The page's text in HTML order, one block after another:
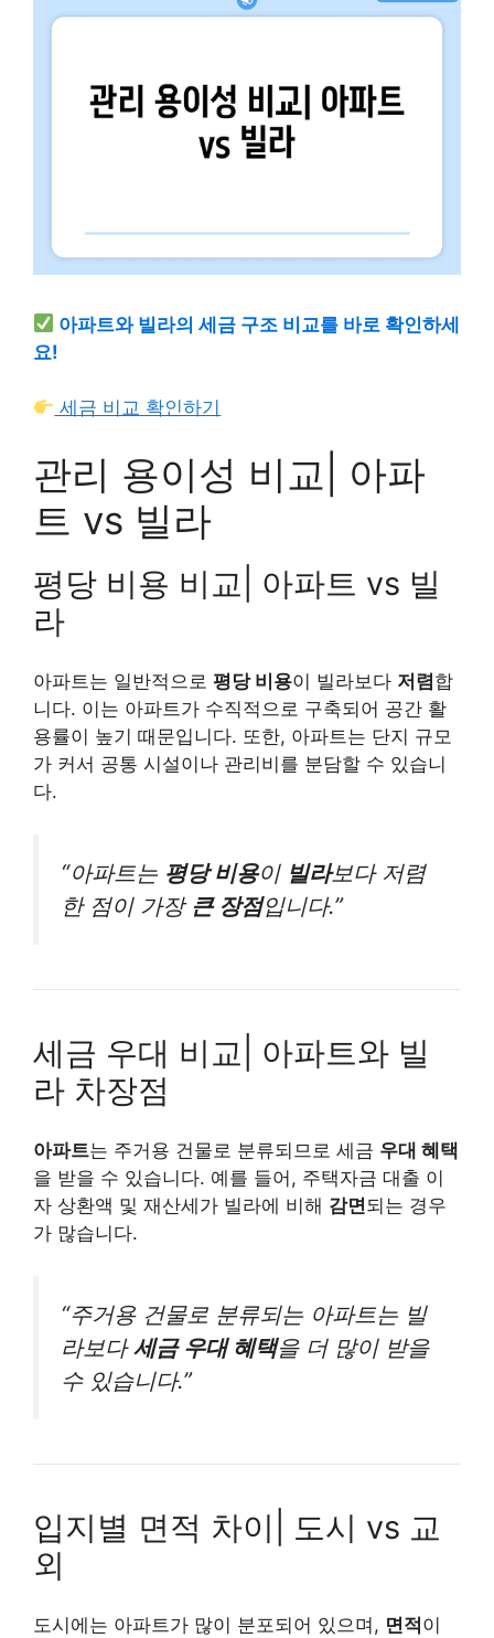
아파트와 빌라의 세금 구조 비교를 바로 확인하세
요!
세금 비교 확인하기
관리 용이성 비교| 아파
트 vs 빌라
평당 비용 비교| 아파트 vs 빌
라
아파트는 일반적으로 평당 비용이 빌라보다 저렴합
니다. 이는 아파트가 수직적으로 구축되어 공간 활
용률이 높기 때문입니다. 또한, 아파트는 단지 규모
가 커서 공통 시설이나 관리비를 분담할 수 있습니
다.
“아파트는 평당 비용이 빌라보다 저렴
한 점이 가장 큰 장점입니다.”
세금 우대 비교| 아파트와 빌
라 차장점
아파트는 주거용 건물로 분류되므로 세금 우대 혜택
을 받을 수 있습니다. 예를 들어, 주택자금 대출 이
자 상환액 및 재산세가 빌라에 비해 감면되는 경우
가 많습니다.
“주거용 건물로 분류되는 아파트는 빌
라보다세금 우대 혜택을 더 많이 받을
수 있습니다.”
입지별 면적 차이| 도시 vs 교
외
도시에는 아파트가 많이 분포되어 있으며, 면적 이